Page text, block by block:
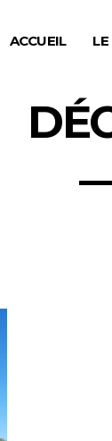
ACCUEIL LE